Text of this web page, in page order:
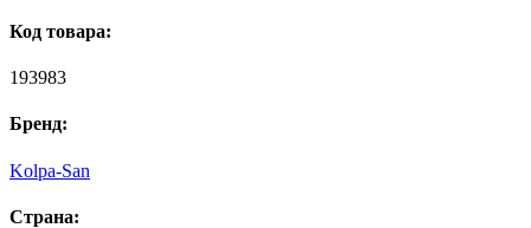
Код товара:
193983
Бренд:
Kolpa-San
Страна: